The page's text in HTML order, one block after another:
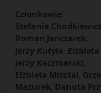
Członkowie:
Stefania Chodkiewicz
Roman Janczarek,
Jerzy Kutyła,
Jerzy Kaczmarski,
Elżbieta Misztal,
Mazurek, Danuta